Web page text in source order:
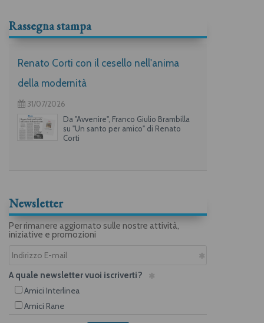
Rassegna stampa
Renato Corti con il cesello nell'anima
della modernità
31/07/2026
Da "Avvenire", Franco Giulio Brambilla
su "Un santo per amico" di Renato
Corti
Newsletter
Per rimanere aggiornato sulle nostre attività,
iniziative e promozioni
A quale newsletter vuoi iscriverti?
Amici Interlinea
Amici Rane